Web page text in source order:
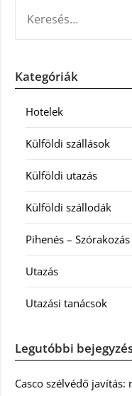
Kategóriák
Hotelek
Külföldi szállások
Külföldi utazás
Külföldi szállodák
Pihenés – Szórakozás
Utazás
Utazási tanácsok
Legutóbbi
Casco szélvédő